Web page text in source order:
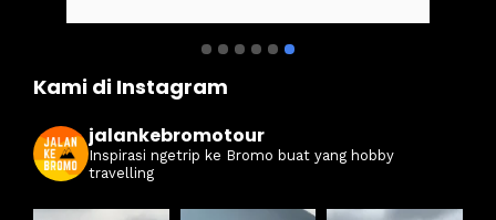
Kami di Instagram
jalankebromotour
Inspirasi ngetrip ke Bromo buat yang hobby
travelling